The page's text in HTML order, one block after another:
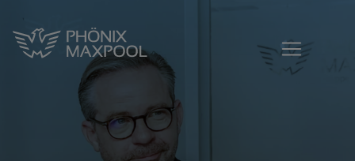
MAXPOOL - Zur Startseite